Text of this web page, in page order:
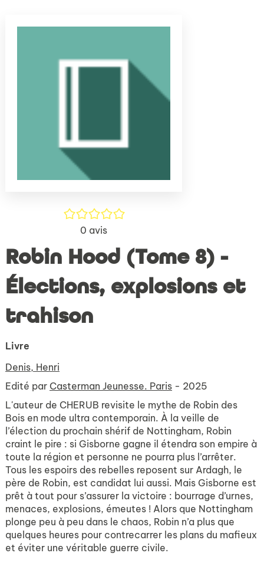
/5
0 avis
Robin Hood (Tome 8) -
Élections, explosions et
trahison
Livre
Denis, Henri
Edité par Casterman Jeunesse. Paris - 2025
L'auteur de CHERUB revisite le mythe de Robin des
Bois en mode ultra contemporain. À la veille de
l’élection du prochain shérif de Nottingham, Robin
craint le pire : si Gisborne gagne il étendra son empire à
toute la région et personne ne pourra plus l’arrêter.
Tous les espoirs des rebelles reposent sur Ardagh, le
père de Robin, est candidat lui aussi. Mais Gisborne est
prêt à tout pour s’assurer la victoire : bourrage d’urnes,
menaces, explosions, émeutes ! Alors que Nottingham
plonge peu à peu dans le chaos, Robin n’a plus que
quelques heures pour contrecarrer les plans du mafieux
et éviter une véritable guerre civile.